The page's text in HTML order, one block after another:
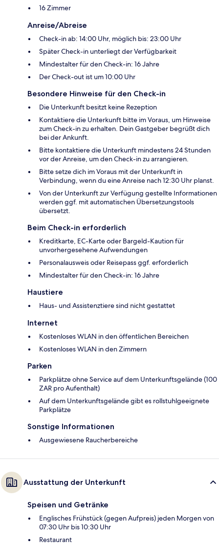
16 Zimmer
Anreise/Abreise
Check-in ab: 14:00 Uhr, möglich bis: 23:00 Uhr
Später Check-in unterliegt der Verfügbarkeit
Mindestalter für den Check-in: 16 Jahre
Der Check-out ist um 10:00 Uhr
Besondere Hinweise für den Check-in
Die Unterkunft besitzt keine Rezeption
Kontaktiere die Unterkunft bitte im Voraus, um Hinweise
zum Check-in zu erhalten. Dein Gastgeber begrüßt dich
bei der Ankunft.
Bitte kontaktiere die Unterkunft mindestens 24 Stunden
vor der Anreise, um den Check-in zu arrangieren.
Bitte setze dich im Voraus mit der Unterkunft in
Verbindung, wenn du eine Anreise nach 12:30 Uhr planst.
Von der Unterkunft zur Verfügung gestellte Informationen
werden ggf. mit automatischen Übersetzungstools
übersetzt.
Beim Check-in erforderlich
Kreditkarte, EC-Karte oder Bargeld-Kaution für
unvorhergesehene Aufwendungen
Personalausweis oder Reisepass ggf. erforderlich
Mindestalter für den Check-in: 16 Jahre
Haustiere
Haus- und Assistenztiere sind nicht gestattet
Internet
Kostenloses WLAN in den öffentlichen Bereichen
Kostenloses WLAN in den Zimmern
Parken
Parkplätze ohne Service auf dem Unterkunftsgelände (100
ZAR pro Aufenthalt)
Auf dem Unterkunftsgelände gibt es rollstuhlgeeignete
Parkplätze
Sonstige Informationen
Ausgewiesene Raucherbereiche
Ausstattung der Unterkunft
Speisen und Getränke
Englisches Frühstück (gegen Aufpreis) jeden Morgen von
07:30 Uhr bis 10:30 Uhr
Restaurant